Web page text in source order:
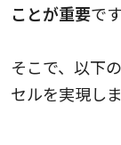
ことが重要です
そこで、以下
セルを実現し